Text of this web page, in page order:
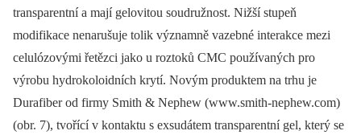
transparentní a mají gelovitou soudružnost. Nižší stupeň
modifikace nenarušuje tolik významně vazebné interakce mezi
celulózovými řetězci jako u roztoků CMC používaných pro
výrobu hydrokoloidních krytí. Novým produktem na trhu je
Durafiber od firmy Smith & Nephew (www.smith-nephew.com)
(obr. 7), tvořící v kontaktu s exsudátem transparentní gel, který se